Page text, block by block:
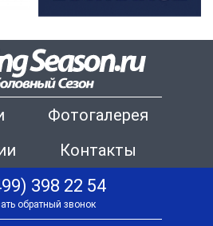
Фотогалерея
Контакты
398 22 54
обратный звонок